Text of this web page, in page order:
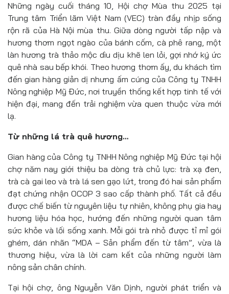
Những ngày cuối tháng 10, Hội chợ Mùa thu 2025 tại
Trung tâm Triển lãm Việt Nam (VEC) tràn đầy nhịp sống
rộn rã của Hà Nội mùa thu. Giữa dòng người tấp nập và
hương thơm ngọt ngào của bánh cốm, cà phê rang, một
làn hương trà thảo mộc dìu dịu khẽ len lỏi, gợi nhớ ký ức
quê nhà sau bếp khói. Theo hương thơm ấy, du khách tìm
đến gian hàng giản dị nhưng ấm cúng của Công ty TNHH
Nông nghiệp Mỹ Đức, nơi truyền thống kết hợp tinh tế với
hiện đại, mang đến trải nghiệm vừa quen thuộc vừa mới
lạ.
Từ những lá trà quê hương…
Gian hàng của Công ty TNHH Nông nghiệp Mỹ Đức tại hội
chợ năm nay giới thiệu ba dòng trà chủ lực: trà xạ đen,
trà cà gai leo và trà lá sen gạo lứt, trong đó hai sản phẩm
đạt chứng nhận OCOP 3 sao cấp thành phố. Tất cả đều
được chế biến từ nguyên liệu tự nhiên, không phụ gia hay
hương liệu hóa học, hướng đến những người quan tâm
sức khỏe và lối sống xanh. Mỗi gói trà nhỏ được tỉ mỉ gói
ghém, dán nhãn “MDA – Sản phẩm đến từ tâm”, vừa là
thương hiệu, vừa là lời cam kết của những người làm
nông sản chân chính.
Tại hội chợ, ông Nguyễn Văn Dịnh, người phát triển và